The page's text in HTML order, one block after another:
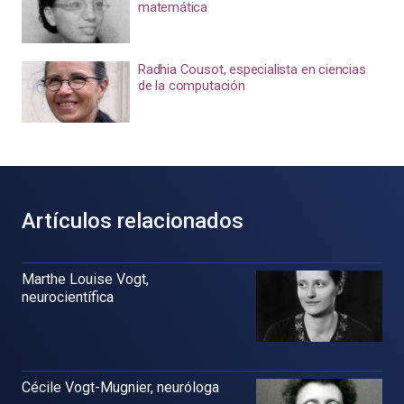
matemática
Radhia Cousot, especialista en ciencias
de la computación
Artículos relacionados
Marthe Louise Vogt,
neurocientífica
Cécile Vogt-Mugnier, neuróloga